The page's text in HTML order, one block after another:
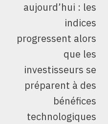
aujourd’hui : les
indices
progressent alors
que les
investisseurs se
préparent à des
bénéfices
technologiques